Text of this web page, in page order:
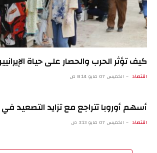
كيف تؤثر الحرب والحصار على حياة
اقتصاد الخميس 07 مايو 8:14 ص
أسهم أوروبا تتراجع مع تزايد التصعيد
اقتصاد الخميس 07 مايو 3:13 ص